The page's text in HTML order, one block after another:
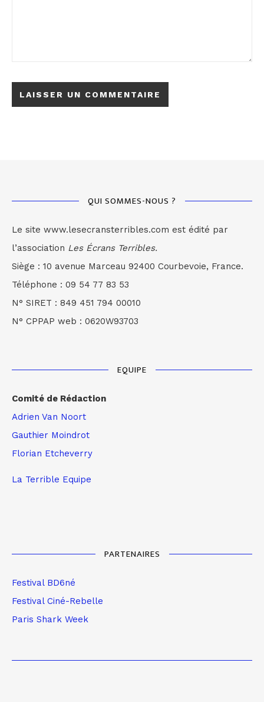
QUI SOMMES-NOUS ?
Le site www.lesecransterribles.com est édité par
l’association Les Écrans Terribles.
Siège : 10 avenue Marceau 92400 Courbevoie, France.
Téléphone : 09 54 77 83 53
N° SIRET : 849 451 794 00010
N° CPPAP web : 0620W93703
EQUIPE
Comité de Rédaction
Adrien Van Noort
Gauthier Moindrot
Florian Etcheverry
La Terrible Equipe
PARTENAIRES
Festival BD6né
Festival Ciné-Rebelle
Paris Shark Week